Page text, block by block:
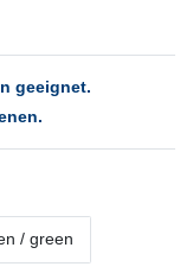
geeignet.
/ green